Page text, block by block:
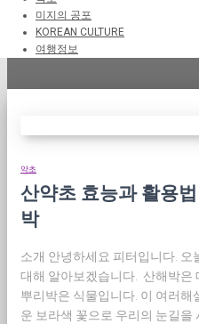
미지의 공포
KOREAN CULTURE
여행정보
음료
약초
산약초 효능과 활용
박
소개 안녕하세요 피터입니다. 오
대해 알아보겠습니다. 산해박은
뿌리박은 식물입니다. 이 여러
운 보라색 꽃으로 우리의 눈길